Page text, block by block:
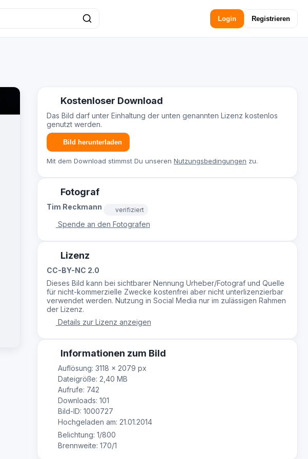
Login Registrieren
Kostenloser Download
Das Bild darf unter Einhaltung der unten genannten Lizenz kostenlos
genutzt werden.
Bild herunterladen
Mit dem Download stimmst Du unserenNutzungsbedingungen zu.
Fotograf
Tim Reckmann verifiziert
Spende an den Fotografen
Lizenz
CC-BY-NC 2.0
Dieses Bild kann bei sichtbarer Nennung Urheber/Fotograf und Quelle
für nicht-kommerzielle Zwecke kostenfrei aber nicht unterlizenzierbar
verwendet werden. Nutzung in Social Media nur im zulässigen Rahmen
der Lizenz.
Details zur Lizenz anzeigen
Informationen zum Bild
Auflösung: 3118 × 2079 px
Dateigröße: 2,40 MB
Aufrufe: 742
Downloads: 101
Bild-ID: 1000727
Hochgeladen am: 21.01.2014
Belichtung: 1/800
Brennweite: 170/1